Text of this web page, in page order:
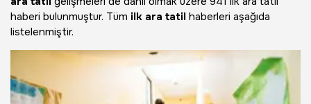
haberi bulunmuştur. Tüm ilk ara tatil haberleri aşağıda
listelenmiştir.